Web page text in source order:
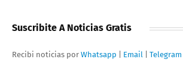
Suscribite A Noticias Gratis
Recibi noticias por Whatsapp Email Telegram